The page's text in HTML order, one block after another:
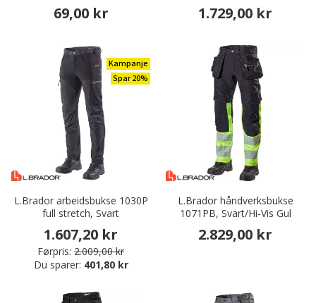
69,00 kr 1.729,00 kr
Kampanje
Spar 20%
L.Brador arbeidsbukse 1030P
full stretch, Svart
1.607,20 kr
Førpris: 2.009,00 kr
Du sparer: 401,80 kr
L.Brador håndverksbukse
1071PB, Svart/Hi-Vis Gul
2.829,00 kr